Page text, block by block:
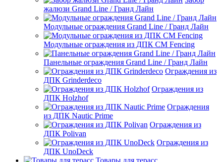
жалюзи Grand Line / Гранд Лайн
Модульные ограждения Grand Line / Гранд Лайн
Модульные ограждения из ДПК CM Fencing
Панельные ограждения Grand Line / Гранд Лайн
Ограждения из
ДПК Grinderdeco
Ограждения из
ДПК Holzhof
Ограждения
из ДПК Nautic Prime
Ограждения из
ДПК Polivan
Ограждения из
ДПК UnoDeck